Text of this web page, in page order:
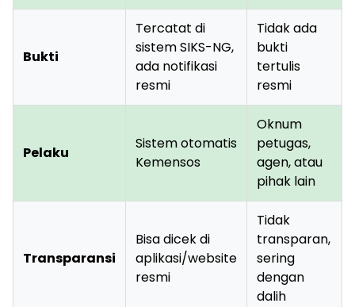
Bukti
Tercatat di
sistem SIKS-NG,
ada notifikasi
resmi
Tidak ada
bukti
tertulis
resmi
Pelaku
Sistem otomatis
Kemensos
Oknum
petugas,
agen, atau
pihak lain
Transparansi
Bisa dicek di
aplikasi/website
resmi
Tidak
transparan,
sering
dengan
dalih